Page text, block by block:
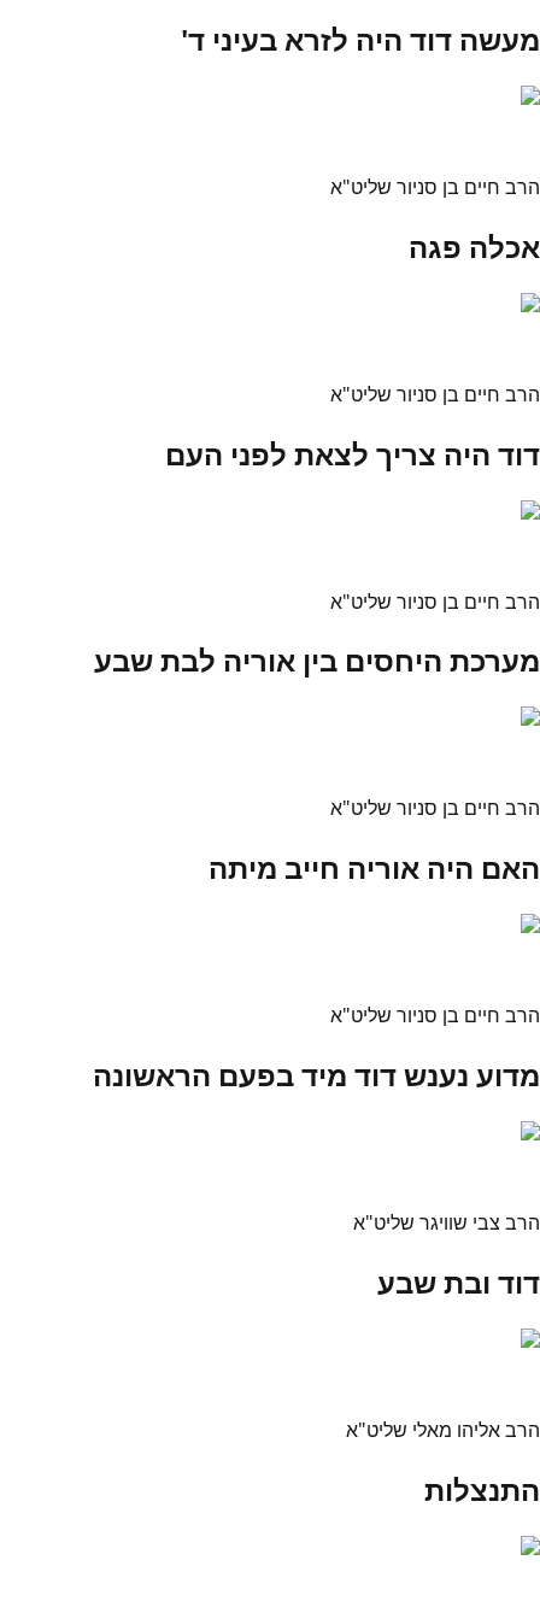
מעשה דוד היה לזרא בעיני ד'
הרב חיים בן סניור שליט"א
אכלה פגה
הרב חיים בן סניור שליט"א
דוד היה צריך לצאת לפני העם
הרב חיים בן סניור שליט"א
מערכת היחסים בין אוריה לבת שבע
הרב חיים בן סניור שליט"א
האם היה אוריה חייב מיתה
הרב חיים בן סניור שליט"א
מדוע נענש דוד מיד בפעם הראשונה
הרב צבי שוויגר שליט"א
דוד ובת שבע
הרב אליהו מאלי שליט"א
התנצלות